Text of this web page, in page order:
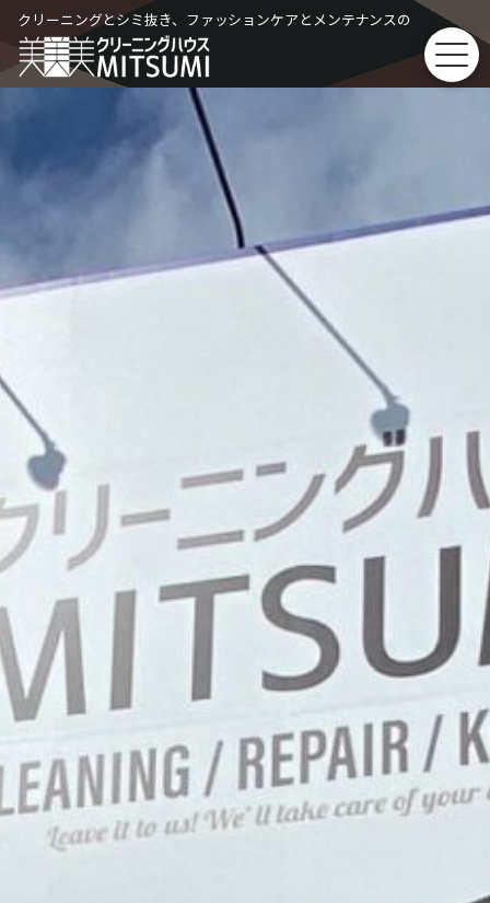
Skip
to
content
クリーニングとシミ抜き、ファッションケアとメンテナンスの